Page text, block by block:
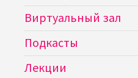
Виртуальный зал
Подкасты
Лекции